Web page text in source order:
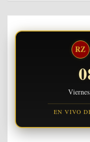
RZ
EN VIVO